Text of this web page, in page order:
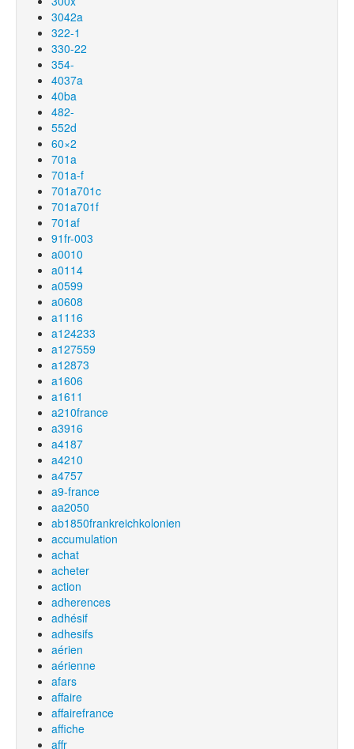
3042a
322-1
330-22
354-
4037a
40ba
482-
552d
60×2
701a
701a-f
701a701c
701a701f
701af
91fr-003
a0010
a0114
a0599
a0608
a1116
a124233
a127559
a12873
a1606
a1611
a210france
a3916
a4187
a4210
a4757
a9-france
aa2050
ab1850frankreichkolonien
accumulation
achat
acheter
action
adherences
adhésif
adhesifs
aérien
aérienne
afars
affaire
affairefrance
affiche
affr